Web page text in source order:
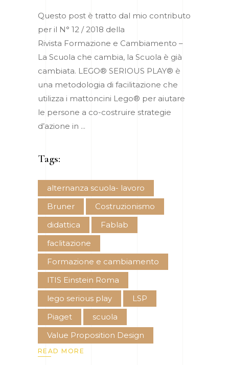
Questo post è tratto dal mio contributo
per il N° 12 / 2018 della
Rivista Formazione e Cambiamento –
La Scuola che cambia, la Scuola è già
cambiata. LEGO® SERIOUS PLAY® è
una metodologia di facilitazione che
utilizza i mattoncini Lego® per aiutare
le persone a co-costruire strategie
d’azione in
Tags:
alternanza scuola- lavoro
Bruner
Costruzionismo
didattica
Fablab
faclitazione
Formazione e cambiamento
ITIS Einstein Roma
lego serious play
LSP
Piaget
scuola
Value Proposition Design
READ MORE